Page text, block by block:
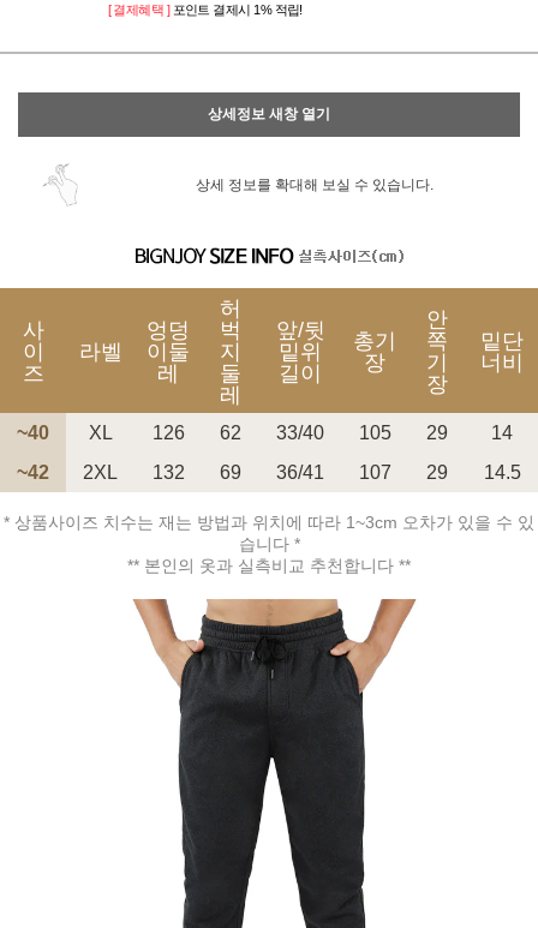
PAYCO 바로구매
[ 결제혜택 ] 포인트 결제시 1% 적립!
상세정보 새창 열기
상세 정보를 확대해 보실 수 있습니다.
사
이
즈
라벨
엉덩
이둘
레
허
벅
지
둘
레
앞/뒷
밑위
길이
총기
장
안
쪽
기
장
밑단
너비
~40 XL 126 62 33/40 105 29
14
~42
2XL 132 69 36/41 107 29 14.5
* 상품사이즈 치수는 재는 방법과 위치에 따라 1~3cm 오차가 있을 수 있
습니다 *
** 본인의 옷과 실측비교 추천합니다 **